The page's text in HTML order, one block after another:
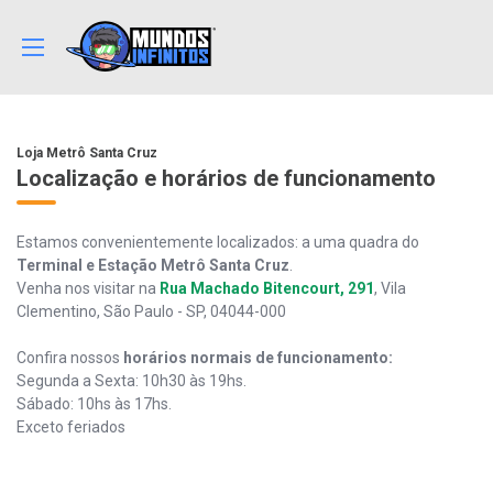
Loja Metrô Santa Cruz
Localização e horários de funcionamento
Estamos convenientemente localizados: a uma quadra do
Terminal e Estação Metrô Santa Cruz
Venha nos visitar na Rua Machado Bitencourt, 291, Vila
Clementino, São Paulo - SP, 04044-000
Confira nossos horários normais de funcionamento:
Segunda a Sexta: 10h30 às 19hs.
Sábado: 10hs às 17hs.
Exceto feriados